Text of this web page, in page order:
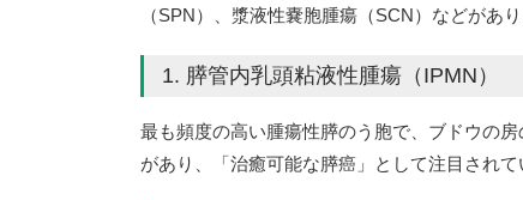
（SPN）、漿液性嚢胞腫瘍（SCN）などがあり
1. 膵管内乳頭粘液性腫瘍（IPMN）
最も頻度の高い腫瘍性膵のう胞で、ブドウの
があり、「治癒可能な膵癌」として注目されて